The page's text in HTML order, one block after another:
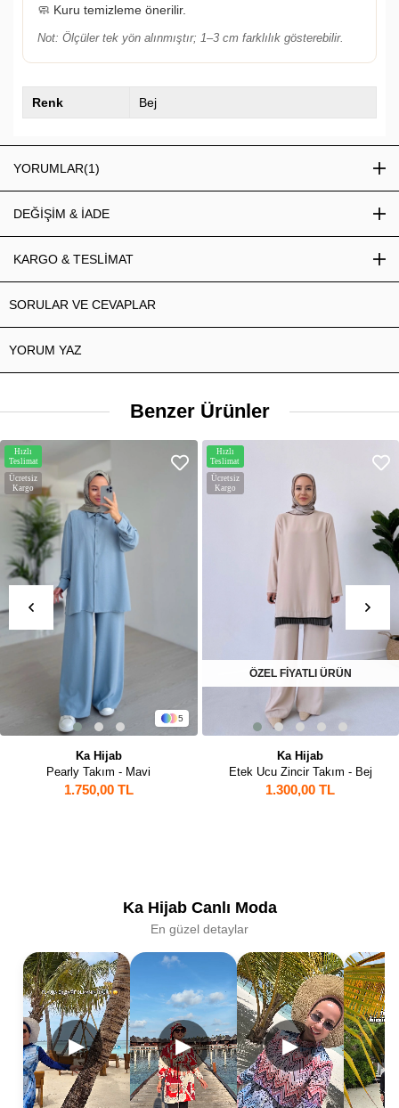
🧼 Kuru temizleme önerilir.
Not: Ölçüler tek yön alınmıştır; 1–3 cm farklılık gösterebilir.
Renk Bej
YORUMLAR(1)
DEĞİŞİM & İADE
KARGO & TESLİMAT
SORULAR VE CEVAPLAR
YORUM YAZ
Benzer Ürünler
5
Ka Hijab
Pearly Takım - Mavi
1.750,00 TL
Ücretsiz
Kargo
Hızlı
Teslimat
Ka Hijab
Etek Ucu Zincir Takım - Bej
1.300,00 TL
Ücretsiz
Kargo
Hızlı
Teslimat
ÖZEL FİYATLI ÜRÜN
Ka Hijab Canlı Moda
En güzel detaylar
▶ ▶ ▶